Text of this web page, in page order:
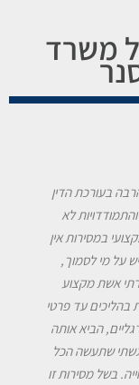
משרד
בעורכת הדין
לא
במסירות אין
על מי לסמוך,
אשת מקצוע
עד פרטי
הביא אותה
שתעשה הכל
בשל מסירות זו